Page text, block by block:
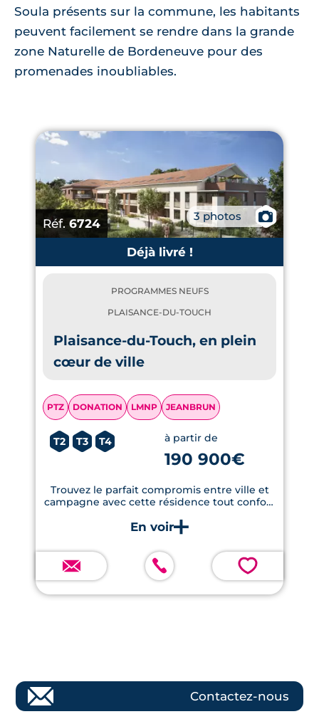
Soula présents sur la commune, les habitants
peuvent facilement se rendre dans la grande
zone Naturelle de Bordeneuve pour des
promenades inoubliables.
Réf. 6724
3 photos 📷
Déjà livré !
PROGRAMMES NEUFS
PLAISANCE-DU-TOUCH
Plaisance-du-Touch, en plein
cœur de ville
PTZ DONATION LMNP JEANBRUN
T2 T3 T4 à partir de
190 900€
Trouvez le parfait compromis entre ville et
campagne avec cette résidence tout confort
Plaisance-du-Touch
💗
Contactez-nous